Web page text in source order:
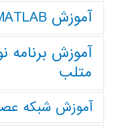
آموزش MATLAB
آموزش برنامه
متلب
آموزش شبکه